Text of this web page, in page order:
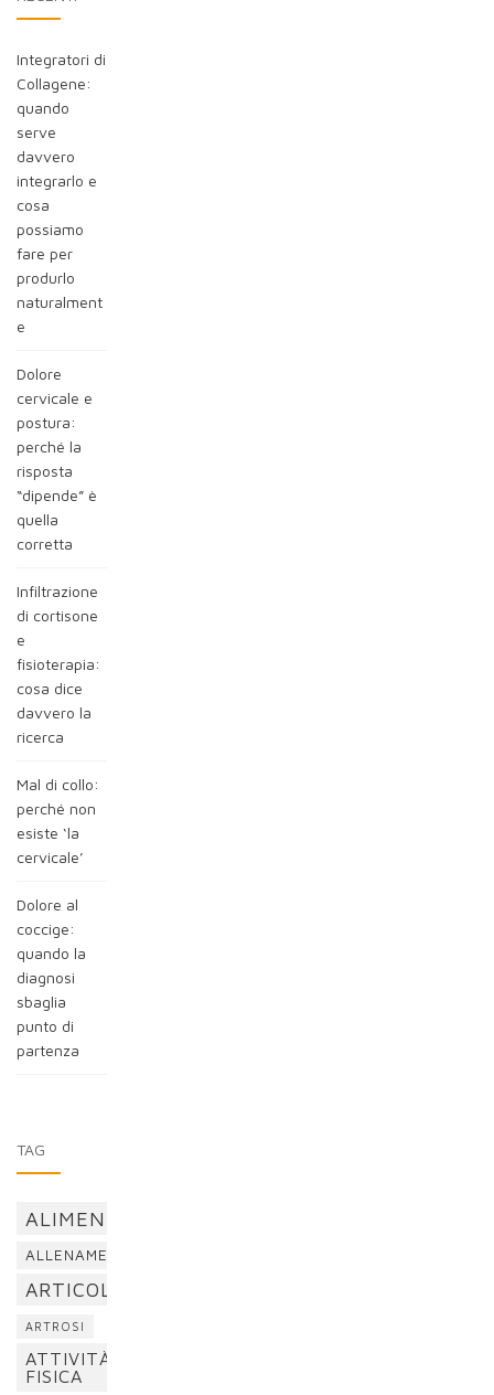
Integratori di
Collagene:
quando
serve
davvero
integrarlo e
cosa
possiamo
fare per
produrlo
naturalment
e
Dolore
cervicale e
postura:
perché la
risposta
“dipende” è
quella
corretta
Infiltrazione
di cortisone
e
fisioterapia:
cosa dice
davvero la
ricerca
Mal di collo:
perché non
esiste ‘la
cervicale’
Dolore al
coccige:
quando la
diagnosi
sbaglia
punto di
partenza
TAG
ALIMENTAZIONE
ALLENAMENTO
ARTICOLAZIONI
ARTROSI
ATTIVITÀ
FISICA